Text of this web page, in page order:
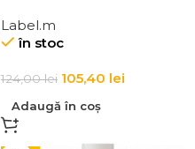
Edition Healthy Hair Mist
Label.m
în stoc
124,00lei 105,40 lei
Adaugă în coș